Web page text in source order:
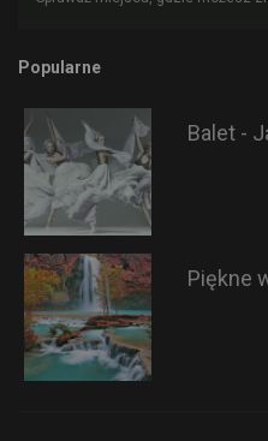
Popularne
Balet -
Piękne